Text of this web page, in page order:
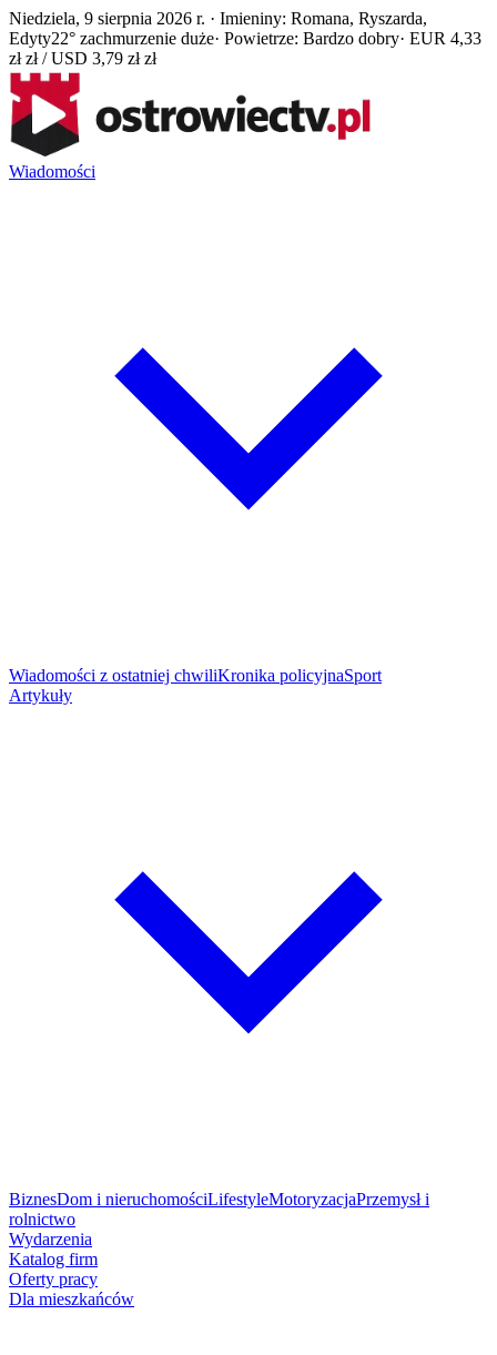
Niedziela, 9 sierpnia 2026 r. · Imieniny: Romana, Ryszarda,
Edyty22° zachmurzenie duże· Powietrze: Bardzo dobry· EUR 4,33
zł zł / USD 3,79 zł zł
Wiadomości
Wiadomości z ostatniej chwiliKronika policyjnaSport
Artykuły
BiznesDom i nieruchomościLifestyleMotoryzacjaPrzemysł i
rolnictwo
Wydarzenia
Katalog firm
Oferty pracy
Dla mieszkańców